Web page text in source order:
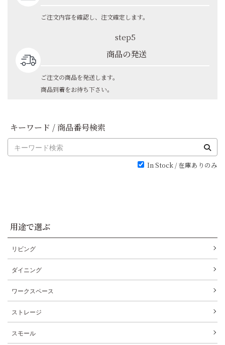
ご注文内容を確認し、注文確定します。
step5
商品の発送
ご注文の商品を発送します。
商品到着をお待ち下さい。
キーワード / 商品番号検索
In Stock / 在庫ありのみ
用途で選ぶ
リビング
ダイニング
ワークスペース
ストレージ
スモール